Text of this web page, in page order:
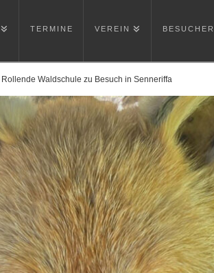
TERMINE VEREIN BESUCHER
Rollende Waldschule zu Besuch in Senneriffa